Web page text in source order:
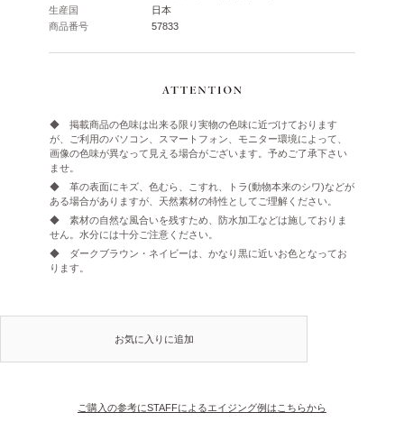
生産国
日本
商品番号
57833
◆ 掲載商品の色味は出来る限り実物の色味に近づけております
が、ご利用のパソコン、スマートフォン、モニター環境によって、
画像の色味が異なって見える場合がございます。予めご了承下さい
ませ。
◆ 革の表面にキズ、色むら、こすれ、トラ(動物本来のシワ)などが
ある場合がありますが、天然素材の特性としてご理解ください。
◆ 素材の自然な風合いを残すため、防水加工などは施しておりま
せん。水分には十分ご注意ください。
◆ ダークブラウン・ネイビーは、かなり黒に近いお色となってお
ります。
お気に入りに追加
ご購入の参考にSTAFFによるエイジング例はこちらから